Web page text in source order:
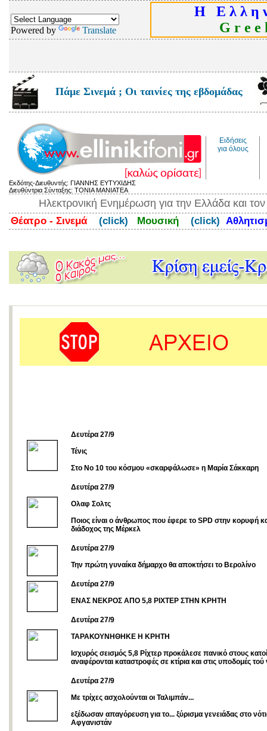
Powered by Translate
Η Ε λ λ η
G r e e
Πάμε Σινεμά ; Οι ταινίες της εβδομάδας
Ειδήσεις
για όλους
Εκδότης-Διευθυντής: ΓΙΑΝΝΗΣ ΕΥΤΥΧΙΔΗΣ
Διευθύντρια Σύνταξης: ΤΟΝΙΑ ΜΑΝΙΑΤΕΑ
Ηλεκτρονική Ενημέρωση για την Ελλάδα και
Θέατρο - Σινεμά (click) Μουσική (click)
Δευτέρα 27/9
Τένις
Στο Νο 10 του κόσμου «σκαρφάλωσε» η Μαρία Σάκκαρη
Δευτέρα 27/9
Ολαφ Σολτς
Ποιος είναι ο άνθρωπος που έφερε το SPD στην κορυφή
διάδοχος της Μέρκελ
Δευτέρα 27/9
Την πρώτη γυναίκα δήμαρχο θα αποκτήσει το Βερολίνο
Δευτέρα 27/9
ΕΝΑΣ ΝΕΚΡΟΣ ΑΠΟ 5,8 ΡΙΧΤΕΡ ΣΤΗΝ ΚΡΗΤΗ
Δευτέρα 27/9
ΤΑΡΑΚΟΥΝΗΘΗΚΕ Η ΚΡΗΤΗ
Ισχυρός σεισμός 5,8 Ρίχτερ προκάλεσε πανικό στους
αναφέρονται καταστροφές σε κτίρια και στις υποδομές τού
Δευτέρα 27/9
Με τρίχες ασχολούνται οι Ταλιμπάν...
εξέδωσαν απαγόρευση για το... ξύρισμα γενειάδας στο
Αφγανιστάν